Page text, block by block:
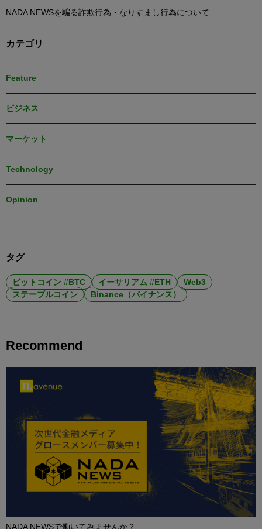
NADA NEWSを騙る詐欺行為・なりすまし行為について
カテゴリ
Feature
ビジネス
マーケット
Technology
Opinion
タグ
ビットコイン #BTC イーサリアム #ETH
Web3
ステーブルコイン
Binance（バイナンス）
Recommend
NADA NEWSで働いてみませんか？